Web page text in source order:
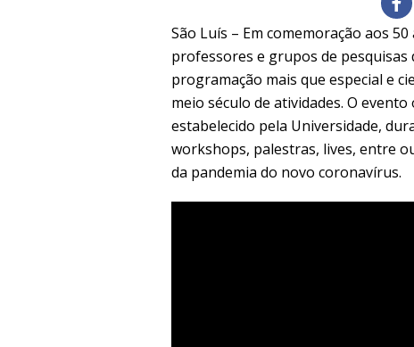
São Luís – Em comemoração aos
professores e grupos de
programação mais que especial e
meio século de atividades. O
estabelecido pela Universidade,
workshops, palestras, lives, entre
da pandemia do novo coronavírus.